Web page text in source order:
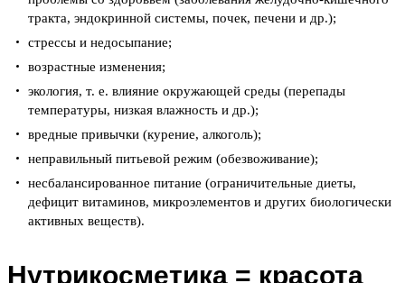
тракта, эндокринной системы, почек, печени и др.);
стрессы и недосыпание;
возрастные изменения;
экология, т. е. влияние окружающей среды (перепады
температуры, низкая влажность и др.);
вредные привычки (курение, алкоголь);
неправильный питьевой режим (обезвоживание);
несбалансированное питание (ограничительные диеты,
дефицит витаминов, микроэлементов и других биологически
активных веществ).
Нутрикосметика = красота